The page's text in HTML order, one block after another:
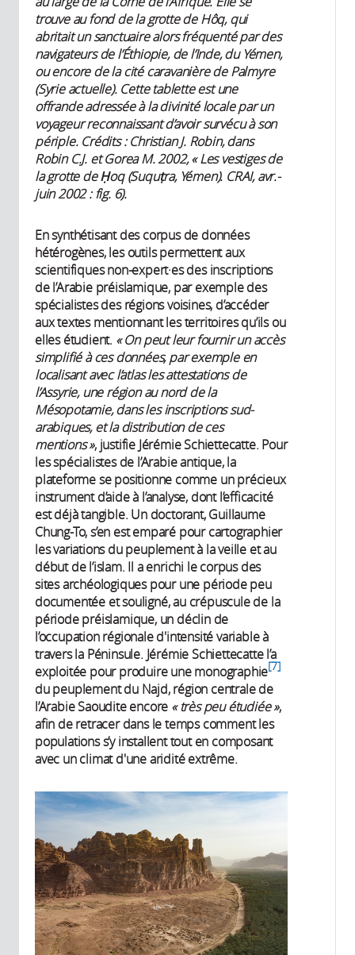
trouve au fond de la grotte de Hôq, qui
abritait un sanctuaire alors fréquenté par des
navigateurs de l’Éthiopie, de l’Inde, du Yémen,
ou encore de la cité caravanière de Palmyre
(Syrie actuelle). Cette tablette est une
offrande adressée à la divinité locale par un
voyageur reconnaissant d’avoir survécu à son
périple. Crédits : Christian J. Robin, dans
Robin C.J. et Gorea M. 2002, « Les vestiges de
la grotte de Ḥoq (Suquṭra, Yémen). CRAI, avr.-
juin 2002 : fig. 6).
En synthétisant des corpus de données
hétérogènes, les outils permettent aux
scientifiques non-expert·es des inscriptions
de l’Arabie préislamique, par exemple des
spécialistes des régions voisines, d’accéder
aux textes mentionnant les territoires qu’ils ou
elles étudient. « On peut leur fournir un accès
simplifié à ces données, par exemple en
localisant avec l’atlas les attestations de
l’Assyrie, une région au nord de la
Mésopotamie, dans les inscriptions sud-
arabiques, et la distribution de ces
mentions », justifie Jérémie Schiettecatte. Pour
les spécialistes de l’Arabie antique, la
plateforme se positionne comme un précieux
instrument d’aide à l’analyse, dont l’efficacité
est déjà tangible. Un doctorant, Guillaume
Chung-To, s’en est emparé pour cartographier
les variations du peuplement à la veille et au
début de l’islam. Il a enrichi le corpus des
sites archéologiques pour une période peu
documentée et souligné, au crépuscule de la
période préislamique, un déclin de
l’occupation régionale d'intensité variable à
travers la Péninsule. Jérémie Schiettecatte l’a
exploitée pour produire une monographie 7
du peuplement du Najd, région centrale de
l’Arabie Saoudite encore « très peu étudiée »,
afin de retracer dans le temps comment les
populations s’y installent tout en composant
avec un climat d'une aridité extrême.